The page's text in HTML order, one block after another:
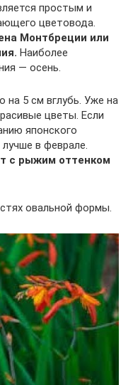
простым и
цветовода.
Монтбреции или
Наиболее
— осень.
на 5 см вглубь. Уже на
цветы. Если
японского
в феврале.
с рыжим оттенком
овальной формы.